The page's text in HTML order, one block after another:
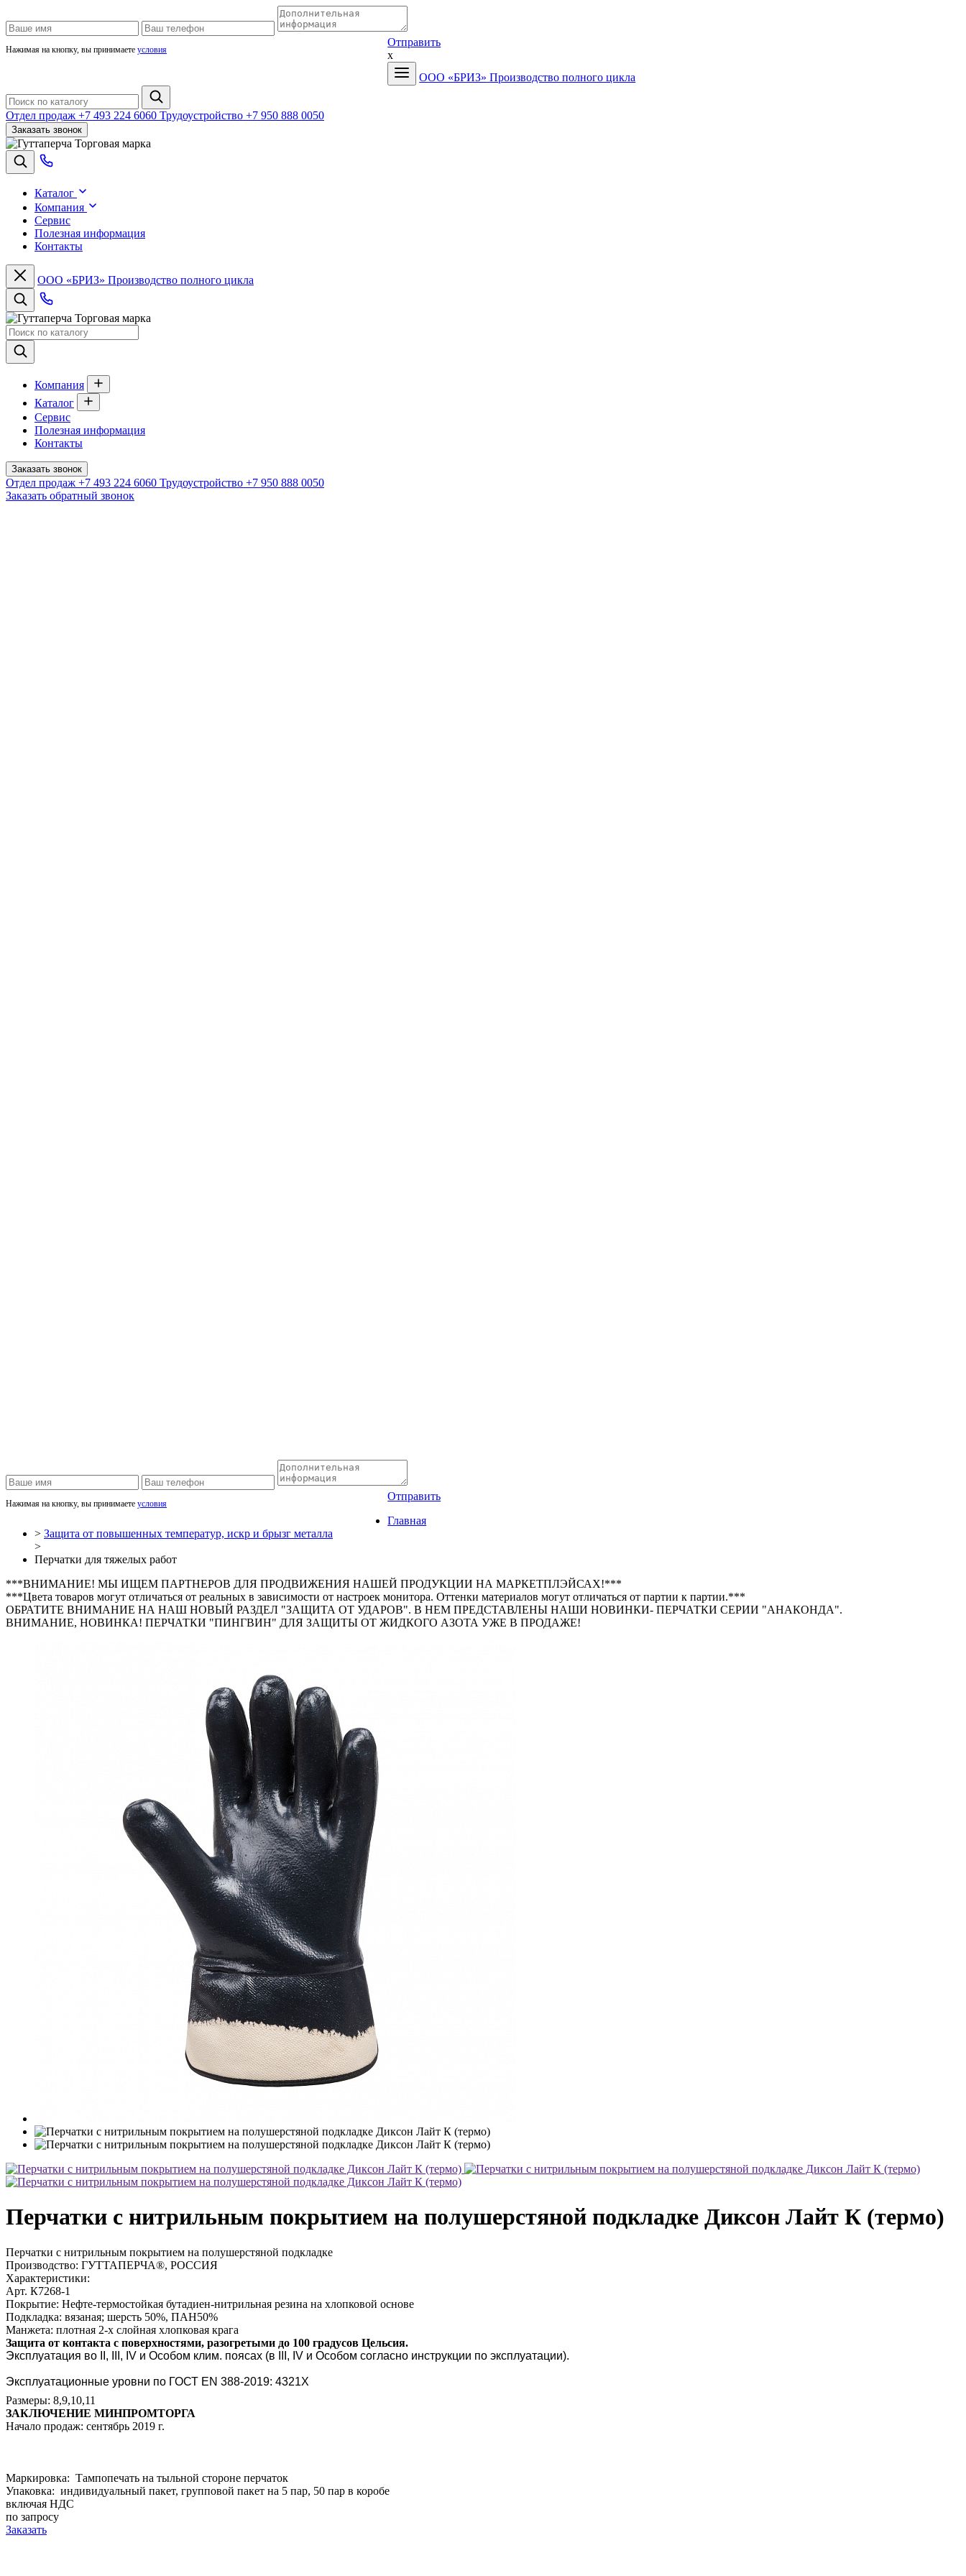
Нажимая на кнопку, вы принимаете условия
Отправить
x
ООО «БРИЗ» Производство полного цикла
Отдел продаж +7 493 224 6060 Трудоустройство +7 950 888 0050
Заказать звонок
Торговая марка
Каталог
Компания
Сервис
Полезная информация
Контакты
ООО «БРИЗ» Производство полного цикла
Торговая марка
Компания
Каталог
Сервис
Полезная информация
Контакты
Заказать звонок
Отдел продаж +7 493 224 6060 Трудоустройство +7 950 888 0050
Заказать обратный звонок
Нажимая на кнопку, вы принимаете условия
Отправить
Главная
> Защита от повышенных температур, искр и брызг металла
>
Перчатки для тяжелых работ
***ВНИМАНИЕ! МЫ ИЩЕМ ПАРТНЕРОВ ДЛЯ ПРОДВИЖЕНИЯ НАШЕЙ ПРОДУКЦИИ НА МАРКЕТПЛЭЙСАХ!***
***Цвета товаров могут отличаться от реальных в зависимости от настроек монитора. Оттенки материалов могут отличаться от партии к партии.***
ОБРАТИТЕ ВНИМАНИЕ НА НАШ НОВЫЙ РАЗДЕЛ "ЗАЩИТА ОТ УДАРОВ". В НЕМ ПРЕДСТАВЛЕНЫ НАШИ НОВИНКИ- ПЕРЧАТКИ СЕРИИ "АНАКОНДА".
ВНИМАНИЕ, НОВИНКА! ПЕРЧАТКИ "ПИНГВИН" ДЛЯ ЗАЩИТЫ ОТ ЖИДКОГО АЗОТА УЖЕ В ПРОДАЖЕ!
Перчатки с нитрильным покрытием на полушерстяной подкладке Диксон Лайт К (термо)
Перчатки с нитрильным покрытием на полушерстяной подкладке
Производство: ГУТТАПЕРЧА®, РОССИЯ
Характеристики:
Арт. К7268-1
Покрытие: Нефте-термостойкая бутадиен-нитрильная резина на хлопковой основе
Подкладка: вязаная; шерсть 50%, ПАН50%
Манжета: плотная 2-х слойная хлопковая крага
Защита от контакта с поверхностями, разогретыми до 100 градусов Цельсия.
Эксплуатация во II, III, IV и Особом клим. поясах (в III, IV и Особом согласно инструкции по эксплуатации).
Эксплуатационные уровни по ГОСТ EN 388-2019: 4321Х
Размеры: 8,9,10,11
ЗАКЛЮЧЕНИЕ МИНПРОМТОРГА
Начало продаж: сентябрь 2019 г.
Маркировка: Тампопечать на тыльной стороне перчаток
Упаковка: индивидуальный пакет, групповой пакет на 5 пар, 50 пар в коробе
включая НДС
по запросу
Заказать